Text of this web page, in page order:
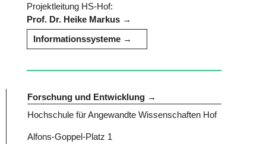
Projektleitung HS-Hof:
Prof. Dr. Heike Markus
Informationssysteme
Forschung und Entwicklung
Hochschule für Angewandte Wissenschaften Hof
Alfons-Goppel-Platz 1